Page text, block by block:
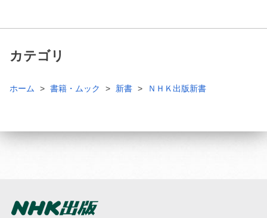
カテゴリ
ホーム 書籍・ムック 新書 ＮＨＫ出版新書